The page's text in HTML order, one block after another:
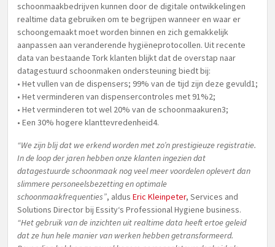
schoonmaakbedrijven kunnen door de digitale ontwikkelingen
realtime data gebruiken om te begrijpen wanneer en waar er
schoongemaakt moet worden binnen en zich gemakkelijk
aanpassen aan veranderende hygiëneprotocollen. Uit recente
data van bestaande Tork klanten blijkt dat de overstap naar
datagestuurd schoonmaken ondersteuning biedt bij:
• Het vullen van de dispensers; 99% van de tijd zijn deze gevuld1;
• Het verminderen van dispensercontroles met 91%2;
• Het verminderen tot wel 20% van de schoonmaakuren3;
• Een 30% hogere klanttevredenheid4.
“We zijn blij dat we erkend worden met zo’n prestigieuze registratie.
In de loop der jaren hebben onze klanten ingezien dat
datagestuurde schoonmaak nog veel meer voordelen oplevert dan
slimmere personeelsbezetting en optimale
schoonmaakfrequenties”, aldus Eric Kleinpeter, Services and
Solutions Director bij Essity‘s Professional Hygiene business.
“Het gebruik van de inzichten uit realtime data heeft ertoe geleid
dat ze hun hele manier van werken hebben getransformeerd.